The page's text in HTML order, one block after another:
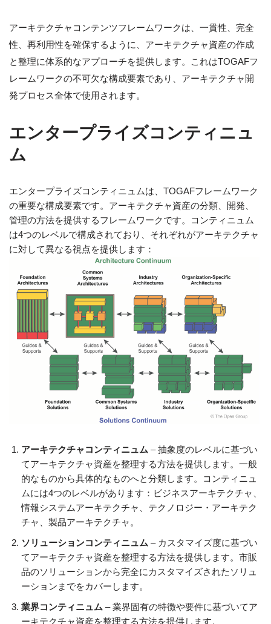
アーキテクチャコンテンツフレームワークは、一貫性、完全
性、再利用性を確保するように、アーキテクチャ資産の作成
と整理に体系的なアプローチを提供します。これはTOGAFフ
レームワークの不可欠な構成要素であり、アーキテクチャ開
発プロセス全体で使用されます。
エンタープライズコンティニュ
ム
エンタープライズコンティニュムは、TOGAFフレームワーク
の重要な構成要素です。アーキテクチャ資産の分類、開発、
管理の方法を提供するフレームワークです。コンティニュム
は4つのレベルで構成されており、それぞれがアーキテクチャ
に対して異なる視点を提供します：
アーキテクチャコンティニュム – 抽象度のレベルに基づい
てアーキテクチャ資産を整理する方法を提供します。一般
的なものから具体的なものへと分類します。コンティニュ
ムには4つのレベルがあります：ビジネスアーキテクチャ、
情報システムアーキテクチャ、テクノロジー・アーキテク
チャ、製品アーキテクチャ。
ソリューションコンティニュム – カスタマイズ度に基づい
てアーキテクチャ資産を整理する方法を提供します。市販
品のソリューションから完全にカスタマイズされたソリュ
ーションまでをカバーします。
業界コンティニュム – 業界固有の特徴や要件に基づいてア
ーキテクチャ資産を整理する方法を提供します。